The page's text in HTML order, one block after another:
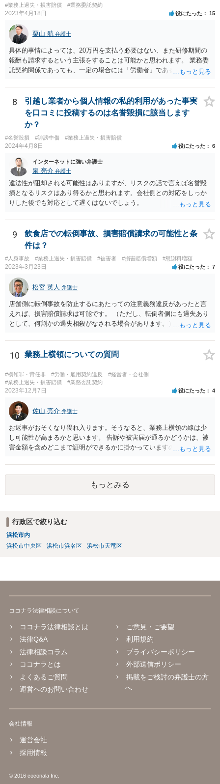
#業務上過失・損害賠償 #業務委託契約
2023年4月18日 役にたった 15
栗山 航 弁護士
具体的事情によっては、20万円を支払う必要はない、また研修期間の
報酬も請求するという主張をすることは可能かと思われます。 業務委
託契約関係であっても、一定の場合には「労働者」であるとして労働
属性が認められる場合、すなわち、①使用者の指揮監督下において労
務の提供をする者であること、②労務に対する対償を支払われる者で
あることという２つの要件を満たした場合に認められるとされます。
この判断は、様々な個別的事情に照らして総合的に判断されるもので
す。 「労働者」であるといえる場合、20万円の違約金を予定する規
定は、労働基準法16条違反となります。したがって、「労働者」であ
ると主張し、労働基準法16条を根拠に20万円の支払を拒むことは考え
られます（ただしその場合も、現実に発生した損害分を別途請求され
ることはあり得ます）。 また「労働者」であるといえる場合、研修
期間とはいえ業務として研修への参加が強制されているのであれば、
研修期間分の報酬も請求できる可能性があります。すなわち、業務と
の関連性が認められる研修について、それが使用者の明示・黙示の指
示に基づくもので、その参加が事実上強制されている場合には、労働
の関連性が薄くても労働時間性が認められる場合もあります。研修に
労働時間性が認められる場合、少なくとも最低賃金分で計算した額を
請求することなどが考えられます。 これらのことは一般論であり、
本件にどうあてはまるのかは具体的な事情を詳しく聞かないと判断で
きないことですので、一度弁護士に相談されてもよいかと思います。
8
引越し業者から個人情報の私的利用があった事実
を口コミに投稿するのは名誉毀損に該当します
か？
#名誉毀損 #誹謗中傷 #業務上過失・損害賠償
2024年4月8日 役にたった 6
インターネットに強い弁護士
泉 亮介 弁護士
違法性が阻却される可能性はありますが、リスクの話で言えば名誉毀
損となるリスクはあり得るかと思われます。会社側との対応をしっか
りした後でも対応として遅くはないでしょう。
9
飲食店での転倒事故、損害賠償請求の可能性と条
件は？
#人身事故 #業務上過失・損害賠償 #被害者 #損害賠償増額 #慰謝料増額
2023年3月23日 役にたった 7
松宮 英人 弁護士
店舗側に転倒事故を防止するにあたっての注意義務違反があったと言
えれば、損害賠償請求は可能です。 （ただし、転倒者側にも過失あり
として、何割かの過失相殺がなされる場合があります。） 注意義務違
床材等の性質、清掃により濡れるなどしてどの程度滑りやすくなって
いたか（清掃の仕方）、当日の天候、店内の混雑具合や客の動線、店
ど、様々な要素を見ていく必要があります。 一度弁護士にご相談され
ることをオススメします。 なお、治療費も損害賠償に含まれますが、
慰謝料など、具体的な損害賠償算定の仕方についても、ご相談なさる
とよいと思います。 お大事になさってください。
10 業務上横領についての質問
#横領罪・背任罪 #労働・雇用契約違反
#経営者・会社側
#業務上過失・損害賠償
#業務委託契約
2023年12月7日 役にたった 4
佐山 亮介 弁護士
お返事がおそくなり畏れ入ります。そうなると、業務上横領の線は少
し可能性が高まるかと思います。 告訴や被害届が通るかどうかは、被
害金額を含めどこまで証明ができるかに掛かっていますので、一度直
もっとみる
行政区で絞り込む
浜松市内
浜松市中央区
浜松市浜名区 浜松市天竜区
ココナラ法律相談について
ココナラ法律相談とは
法律Q&A
法律相談コラム
ココナラとは
よくあるご質問
運営へのお問い合わせ
ご意見・ご要望
利用規約
プライバシーポリシー
外部送信ポリシー
掲載をご検討の弁護士の方
へ
会社情報
運営会社
採用情報
© 2016 coconala Inc.